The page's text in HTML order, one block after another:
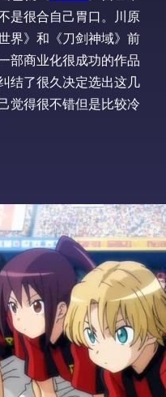
是很合自己胃口。川原
界》和《刀剑神域》前
部商业化很成功的作品
结了很久决定选出这几
觉得很不错但是比较冷